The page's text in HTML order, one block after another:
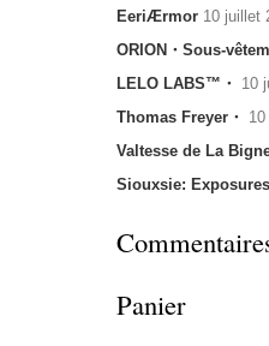
EeriÆrmor 10 juillet
ORION・Sous-
LELO LABS™・ 10
Thomas Freyer・
Valtesse de La
Siouxsie:
Panier